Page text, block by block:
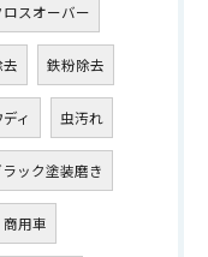
ロスオーバー
鉄粉除去
ィ 虫汚れ
ック塗装磨き
商用車